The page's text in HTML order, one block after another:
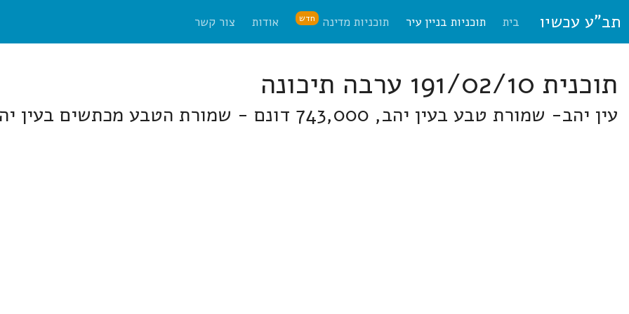
תב"ע עכשיו בית תוכניות בניין עיר תוכניות מדינה חדש אודות צור קשר
תוכנית 191/02/10 ערבה תיכונה
עין יהב- שמורת טבע בעין יהב, 743,000 דונם - שמורת הטבע מכתשים בעין יהב.